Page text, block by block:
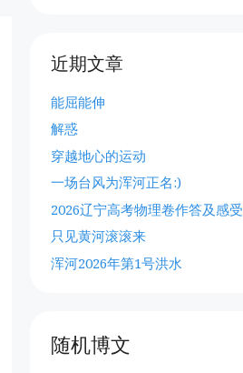
近期文章
能屈能伸
解惑
穿越地心的运动
一场台风为浑河正名:)
2026辽宁高考物理卷作答及感受
只见黄河滚滚来
浑河2026年第1号洪水
随机博文